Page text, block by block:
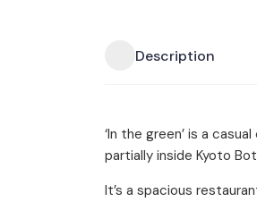
Description
‘In the green’ is a
partially inside Kyoto
It’s a spacious